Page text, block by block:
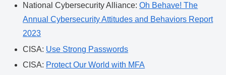
National Cybersecurity Alliance:Oh Behave! The
Annual Cybersecurity Attitudes and Behaviors Report
2023
CISA: Use Strong Passwords
CISA: Protect Our World with MFA